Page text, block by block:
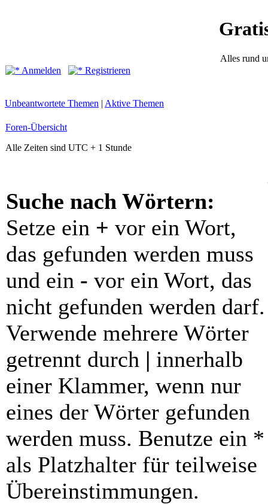
Alles rund
Anmelden
Registrieren
Unbeantwortete Themen | Aktive Themen
Foren-Übersicht
Alle Zeiten sind UTC + 1 Stunde
Suche nach Wörtern:
Setze ein + vor ein Wort,
das gefunden werden muss
und ein - vor ein Wort, das
nicht gefunden werden darf.
Verwende mehrere Wörter
getrennt durch | innerhalb
einer Klammer, wenn nur
eines der Wörter gefunden
werden muss. Benutze ein *
als Platzhalter für teilweise
Übereinstimmungen.